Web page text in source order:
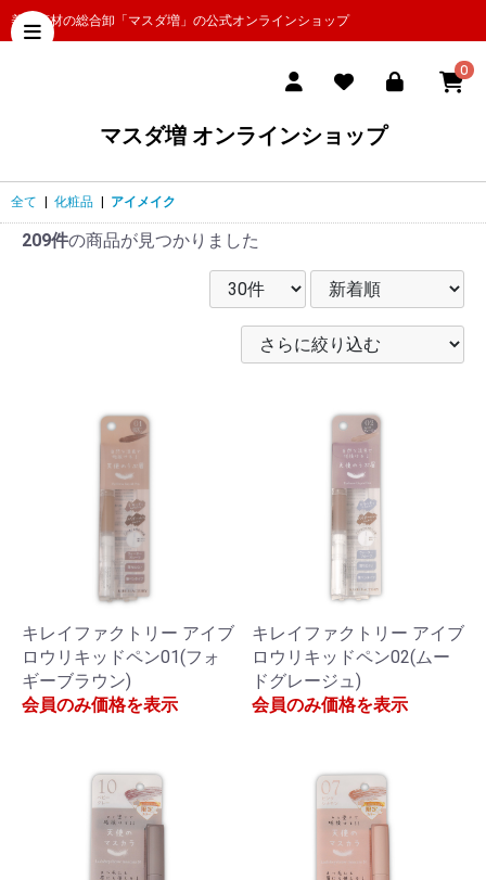
美容商材の総合卸「マスダ増」の公式オンラインショップ
0
マスダ増 オンラインショップ
全て 化粧品 アイメイク
209件の商品が見つかりました
キレイファクトリー アイブ
ロウリキッドペン01(フォ
ギーブラウン)
会員のみ価格を表示
キレイファクトリー アイブ
ロウリキッドペン02(ムー
ドグレージュ)
会員のみ価格を表示